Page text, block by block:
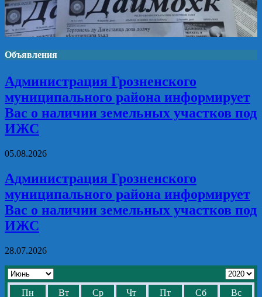
Объявления
Администрация Грозненского
муниципального района информирует
Вас о наличии земельных участков под
ИЖС
05.08.2026
Администрация Грозненского
муниципального района информирует
Вас о наличии земельных участков под
ИЖС
28.07.2026
Пн Вт Ср Чт Пт Сб
Вс